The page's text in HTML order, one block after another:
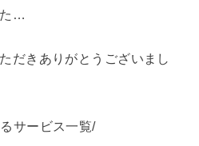
た…
だきありがとうございまし
サービス一覧/